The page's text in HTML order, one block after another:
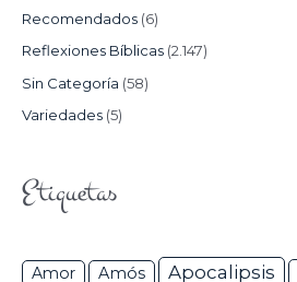
Recomendados (6)
Reflexiones Bíblicas (2.147)
Sin Categoría (58)
Variedades (5)
Etiquetas
Amor Amós Apocalipsis